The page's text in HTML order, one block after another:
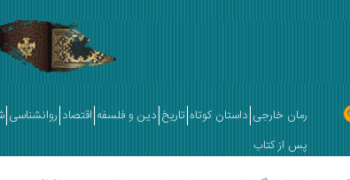
رمان خارجی داستان کوتاه تاریخ دین و فلسفه اقتصاد روانشناسی
پس از کتاب